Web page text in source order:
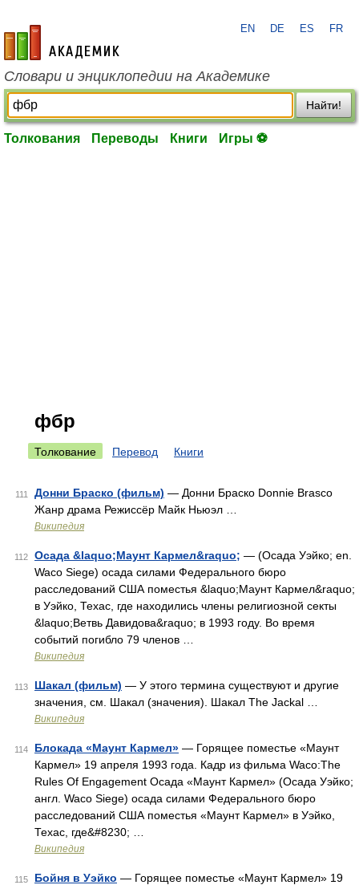
academic.ru
EN DE ES FR
Словари и энциклопедии на Академике
Найти!
Толкования Переводы Книги Игры ⚽
фбр
Толкование Перевод Книги
111 Донни Браско (фильм) — Донни Браско Donnie Brasco
Жанр драма Режиссёр Майк Ньюэл …
Википедия
112 Осада &laquo;Маунт Кармел&raquo; — (Осада Уэйко; en.
Waco Siege) осада силами Федерального бюро
расследований США поместья &laquo;Маунт Кармел&raquo;
в Уэйко, Техас, где находились члены религиозной секты
&laquo;Ветвь Давидова&raquo; в 1993 году. Во время
событий погибло 79 членов …
Википедия
113 Шакал (фильм) — У этого термина существуют и другие
значения, см. Шакал (значения). Шакал The Jackal …
Википедия
114 Блокада «Маунт Кармел» — Горящее поместье «Маунт
Кармел» 19 апреля 1993 года. Кадр из фильма Waco:The
Rules Of Engagement Осада «Маунт Кармел» (Осада Уэйко;
англ. Waco Siege) осада силами Федерального бюро
расследований США поместья «Маунт Кармел» в Уэйко,
Техас, где&#8230; …
Википедия
115 Бойня в Уэйко — Горящее поместье «Маунт Кармел» 19